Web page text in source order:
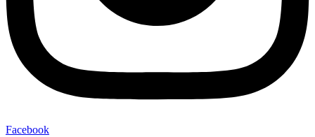
Facebook